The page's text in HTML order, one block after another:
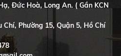
Đức Hoà, Long An. ( Gần KCN
Phường 15, Quận 5, Hồ Chí